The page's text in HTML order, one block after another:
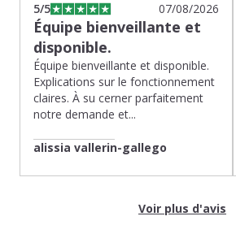
5/5 07/08/2026
Équipe bienveillante et
disponible.
Équipe bienveillante et disponible.
Explications sur le fonctionnement
claires. À su cerner parfaitement
notre demande et...
alissia vallerin-gallego
Voir plus d'avis